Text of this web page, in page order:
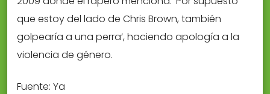
que estoy del lado de Chris Brown, también
golpearía a una perra’, haciendo apología a la
violencia de género.
Fuente: Ya